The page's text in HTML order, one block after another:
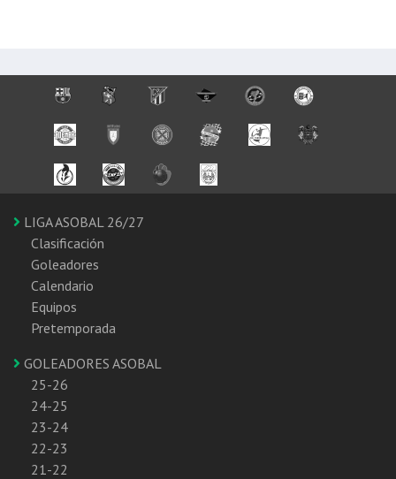
LIGA ASOBAL 26/27
Clasificación
Goleadores
Calendario
Equipos
Pretemporada
GOLEADORES ASOBAL
25-26
24-25
23-24
22-23
21-22